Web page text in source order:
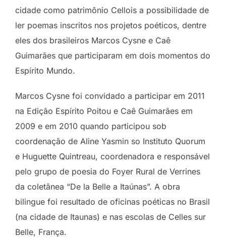
cidade como patrimônio Cellois a possibilidade de
ler poemas inscritos nos projetos poéticos, dentre
eles dos brasileiros Marcos Cysne e Caê
Guimarães que participaram em dois momentos do
Espírito Mundo.
Marcos Cysne foi convidado a participar em 2011
na Edição Espírito Poitou e Caê Guimarães em
2009 e em 2010 quando participou sob
coordenação de Aline Yasmin so Instituto Quorum
e Huguette Quintreau, coordenadora e responsável
pelo grupo de poesia do Foyer Rural de Verrines
da coletânea “De la Belle a Itaúnas”. A obra
bilingue foi resultado de oficinas poéticas no Brasil
(na cidade de Itaunas) e nas escolas de Celles sur
Belle, França.